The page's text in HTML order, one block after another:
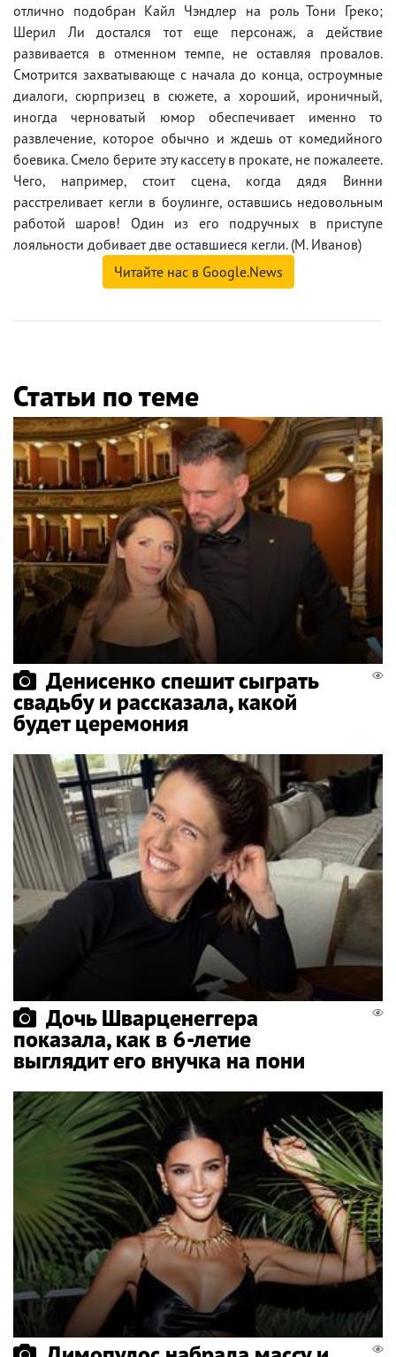
отлично подобран Кайл Чэндлер на роль Тони Греко;
Шерил Ли достался тот еще персонаж, а действие
развивается в отменном темпе, не оставляя провалов.
Смотрится захватывающе с начала до конца, остроумные
диалоги, сюрпризец в сюжете, а хороший, ироничный,
иногда черноватый юмор обеспечивает именно то
развлечение, которое обычно и ждешь от комедийного
боевика. Смело берите эту кассету в прокате, не пожалеете.
Чего, например, стоит сцена, когда дядя Винни
расстреливает кегли в боулинге, оставшись недовольным
работой шаров! Один из его подручных в приступе
лояльности добивает две оставшиеся кегли. (М. Иванов)
Читайте нас в Google.News
Статьи по теме
Денисенко спешит сыграть
свадьбу и рассказала, какой
будет церемония
Дочь Шварценеггера
показала, как в 6-летие
выглядит его внучка на пони